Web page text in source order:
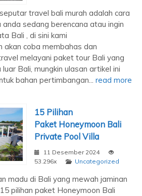
travel bali murah adalah cara
sedang berencana atau ingin
Bali , di sini kami
akan coba membahas dan
melayani paket tour Bali yang
Bali, mungkin ulasan artikel ini
bahan pertimbangan... read more
15 Pilihan
Paket Honeymoon Bali
Private Pool Villa
11 Desember 2024
53.296x
Uncategorized
madu di Bali yang mewah jaminan
pilihan paket Honeymoon Bali